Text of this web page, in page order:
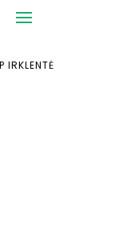
IRKLENTĖ